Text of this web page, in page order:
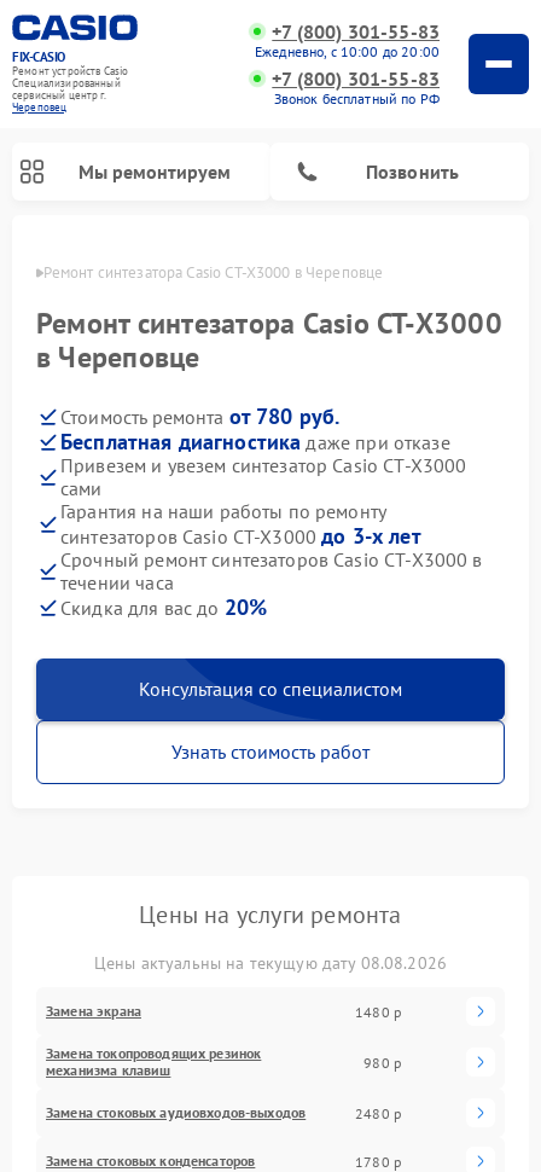
FIX-CASIO
Ремонт устройств Casio
Специализированный
cервисный центр г.
Череповец
+7 (800) 301-55-83
Ежедневно, с 10:00 до 20:00
+7 (800) 301-55-83
Звонок бесплатный по РФ
Мы ремонтируем Позвонить
Ремонт синтезатора Casio CT-X3000 в Череповце
Ремонт синтезатора Casio CT-X3000
в Череповце
Стоимость ремонта от 780 руб.
Бесплатная диагностика даже при отказе
Привезем и увезем синтезатор Casio CT-X3000
сами
Гарантия на наши работы по ремонту
синтезаторов Casio CT-X3000до 3-х лет
Срочный ремонт синтезаторов Casio CT-X3000 в
течении часа
Скидка для вас до 20%
Консультация со специалистом
Узнать стоимость работ
Цены на услуги ремонта
Цены актуальны на текущую дату 08.08.2026
Замена экрана 1480 р
Замена токопроводящих резинок
механизма клавиш
980 р
Замена стоковых аудиовходов-выходов 2480 р
Замена стоковых конденсаторов 1780 р